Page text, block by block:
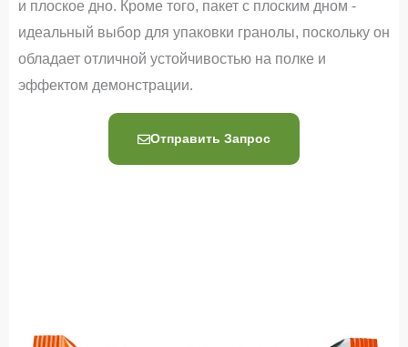
и плоское дно. Кроме того, пакет с плоским дном -
идеальный выбор для упаковки гранолы, поскольку он
обладает отличной устойчивостью на полке и
эффектом демонстрации.
Отправить Запрос